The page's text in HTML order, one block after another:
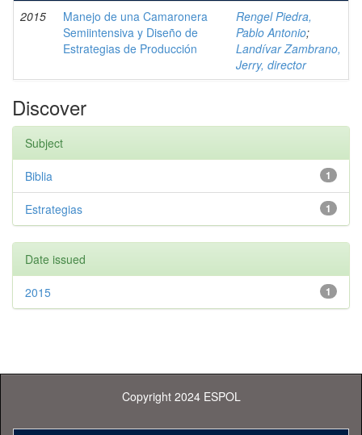
2015
Manejo de una Camaronera
Semiintensiva y Diseño de
Estrategias de Producción
Rengel Piedra,
Pablo Antonio;
Landívar Zambrano,
Jerry, director
Discover
Subject
1
Biblia
1
Estrategias
Date issued
1
2015
Copyright 2024 ESPOL